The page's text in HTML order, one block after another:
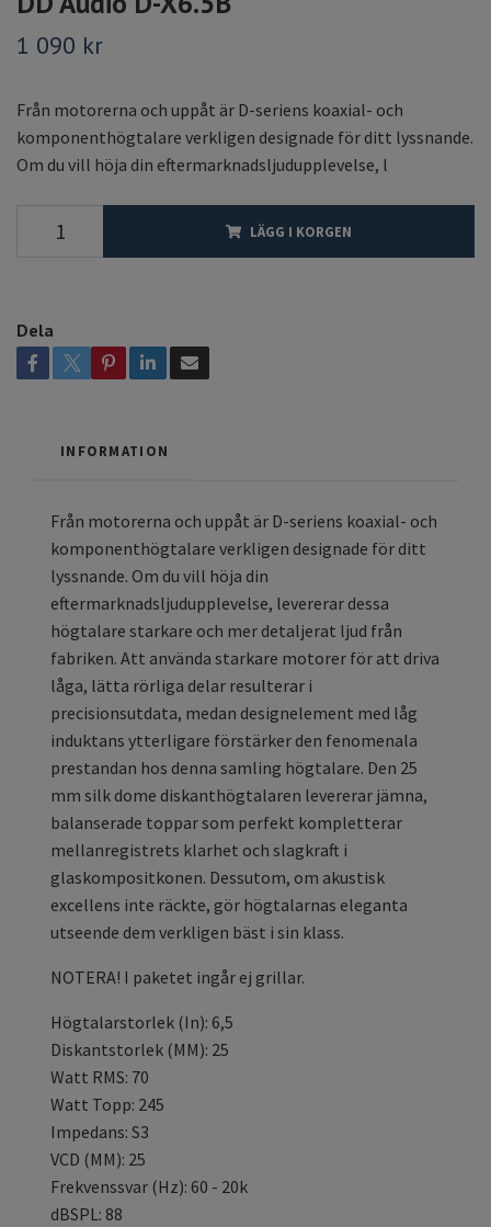
1 090 kr
Från motorerna och uppåt är D-seriens koaxial- och
komponenthögtalare verkligen designade för ditt lyssnande.
Om du vill höja din eftermarknadsljudupplevelse, l
LÄGG I KORGEN
Dela
INFORMATION
Från motorerna och uppåt är D-seriens koaxial- och
komponenthögtalare verkligen designade för ditt
lyssnande. Om du vill höja din
eftermarknadsljudupplevelse, levererar dessa
högtalare starkare och mer detaljerat ljud från
fabriken. Att använda starkare motorer för att driva
låga, lätta rörliga delar resulterar i
precisionsutdata, medan designelement med låg
induktans ytterligare förstärker den fenomenala
prestandan hos denna samling högtalare. Den 25
mm silk dome diskanthögtalaren levererar jämna,
balanserade toppar som perfekt kompletterar
mellanregistrets klarhet och slagkraft i
glaskompositkonen. Dessutom, om akustisk
excellens inte räckte, gör högtalarnas eleganta
utseende dem verkligen bäst i sin klass.
NOTERA! I paketet ingår ej grillar.
Högtalarstorlek (In): 6,5
Diskantstorlek (MM): 25
Watt RMS: 70
Watt Topp: 245
Impedans: S3
VCD (MM): 25
Frekvenssvar (Hz): 60 - 20k
dBSPL: 88